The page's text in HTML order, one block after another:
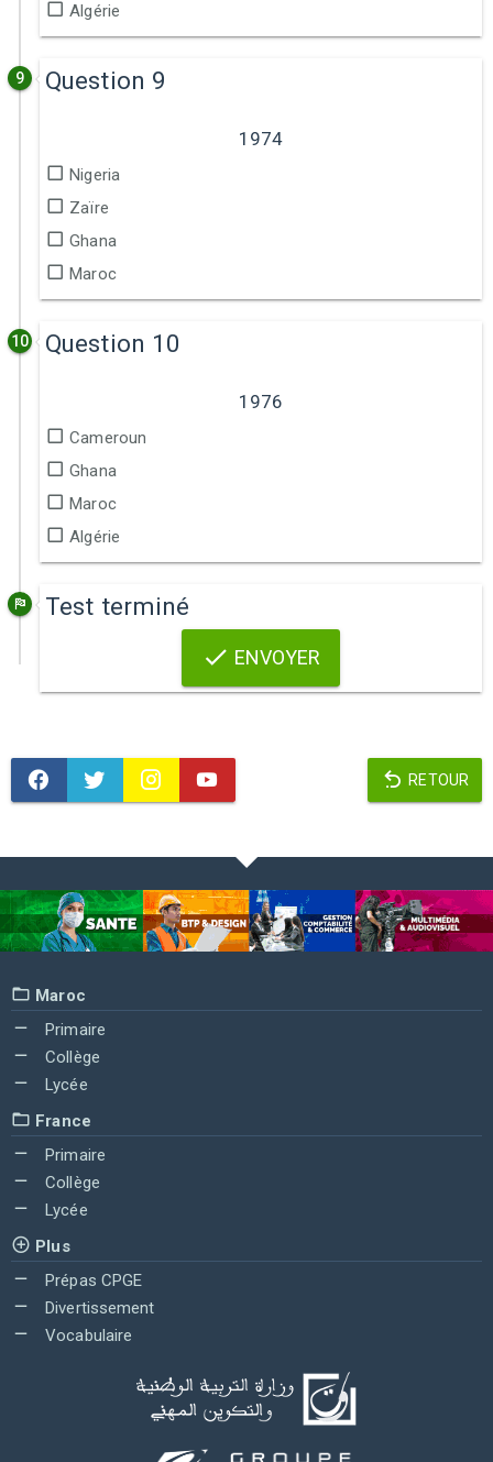
Algérie
9 Question 9
1974
Nigeria
Zaïre
Ghana
Maroc
10 Question 10
1976
Cameroun
Ghana
Maroc
Algérie
Test terminé
ENVOYER
RETOUR
Maroc
Primaire
Collège
Lycée
France
Primaire
Collège
Lycée
Plus
Prépas CPGE
Divertissement
Vocabulaire